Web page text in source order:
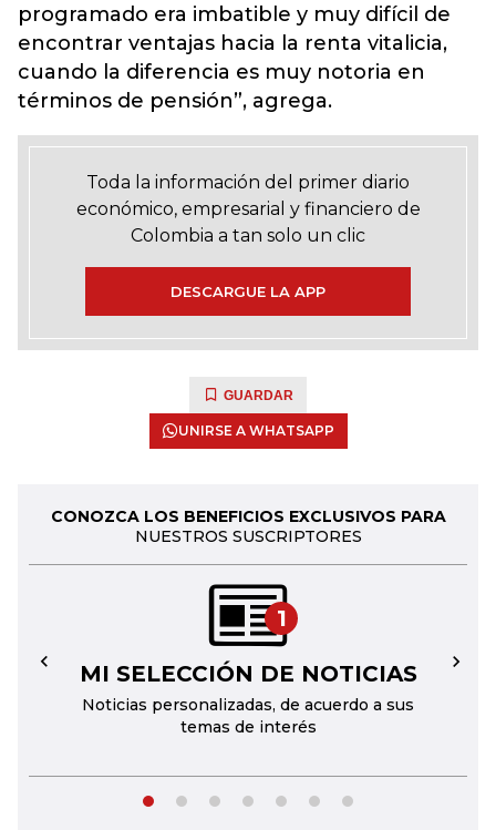
programado era imbatible y muy difícil de
encontrar ventajas hacia la renta vitalicia,
cuando la diferencia es muy notoria en
términos de pensión”, agrega.
Toda la información del primer diario
económico, empresarial y financiero de
Colombia a tan solo un clic
DESCARGUE LA APP
GUARDAR
UNIRSE A WHATSAPP
CONOZCA LOS BENEFICIOS EXCLUSIVOS PARA
NUESTROS SUSCRIPTORES
1
MI SELECCIÓN DE NOTICIAS
Noticias personalizadas, de acuerdo a sus
temas de interés
← →